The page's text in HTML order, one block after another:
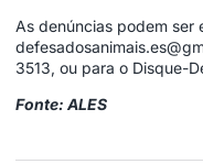
As denúncias podem ser
3513, ou para o Disque-
Fonte: ALES